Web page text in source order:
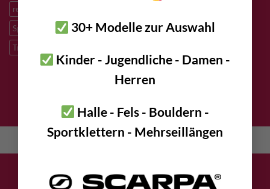
30+ Modelle zur Auswahl
Kinder - Jugendliche - Damen -
Herren
Halle - Fels - Bouldern -
Sportklettern - Mehrseillängen
redundantes Arbeiten
Speleologie
Sportklettern Tibetan Bridge
Titan
Trad Klettern
DATENSCHUTZ IMPRESSUM KONTAKT
English(Englisch) Deutsch